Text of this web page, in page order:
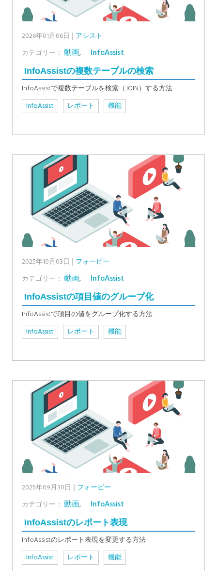
2026年01月06日
アシスト
カテゴリー： 動画, InfoAssist
InfoAssistの複数テーブルの検索
InfoAssistで複数テーブルを検索（JOIN）する方法
InfoAssist
レポート 機能
2025年10月03日
フォービー
カテゴリー： 動画, InfoAssist
InfoAssistの項目値のグループ化
InfoAssistで項目の値をグループ化する方法
InfoAssist
レポート 機能
2025年09月30日
フォービー
カテゴリー： 動画, InfoAssist
InfoAssistのレポート表現
InfoAssistのレポート表現を変更する方法
InfoAssist
レポート 機能